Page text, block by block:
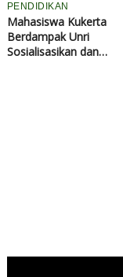
PENDIDIKAN
Mahasiswa Kukerta
Berdampak Unri
Sosialisasikan dan